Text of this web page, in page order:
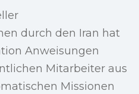
durch den Iran hat
Anweisungen
Mitarbeiter aus
Missionen